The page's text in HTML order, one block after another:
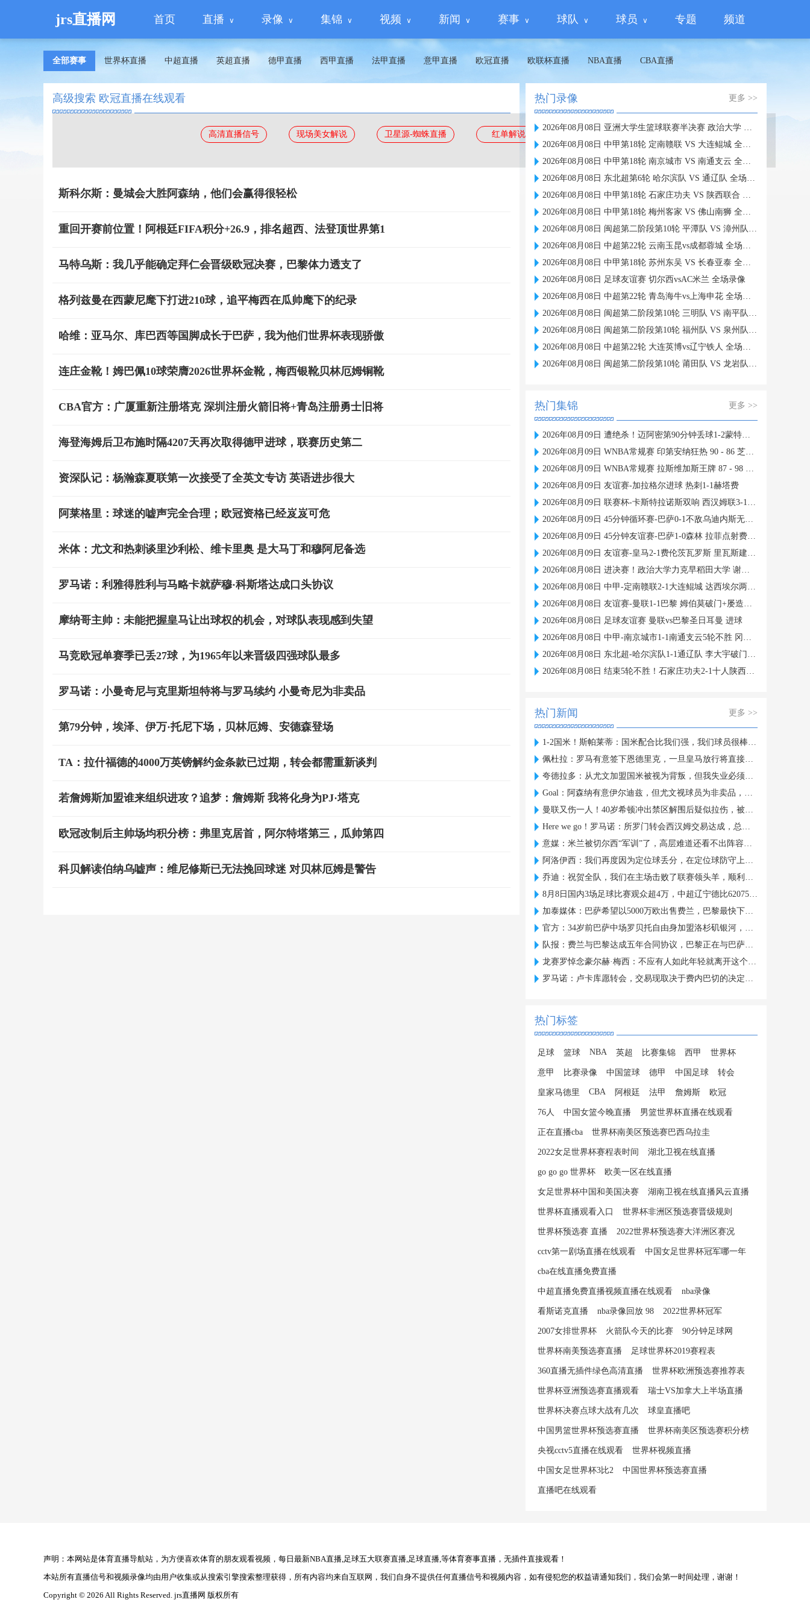
jrs直播网 首页 直播 录像 集锦 视频 新闻 赛事 球队 球员 专题 频道
全部赛事 世界杯直播 中超直播 英超直播 德甲直播 西甲直播 法甲直播 意甲直播 欧冠直播 欧联杯直播 NBA直播 CBA直播
高级搜索 欧冠直播在线观看
高清直播信号 现场美女解说 卫星源-蜘蛛直播 红单解说 蜘蛛直播
斯科尔斯：曼城会大胜阿森纳，他们会赢得很轻松
重回开赛前位置！阿根廷FIFA积分+26.9，排名超西、法登顶世界第1
马特乌斯：我几乎能确定拜仁会晋级欧冠决赛，巴黎体力透支了
格列兹曼在西蒙尼麾下打进210球，追平梅西在瓜帅麾下的纪录
哈维：亚马尔、库巴西等国脚成长于巴萨，我为他们世界杯表现骄傲
连庄金靴！姆巴佩10球荣膺2026世界杯金靴，梅西银靴贝林厄姆铜靴
CBA官方：广厦重新注册塔克 深圳注册火箭旧将+青岛注册勇士旧将
海登海姆后卫布施时隔4207天再次取得德甲进球，联赛历史第二
资深队记：杨瀚森夏联第一次接受了全英文专访 英语进步很大
阿莱格里：球迷的嘘声完全合理；欧冠资格已经岌岌可危
米体：尤文和热刺谈里沙利松、维卡里奥 是大马丁和穆阿尼备选
罗马诺：利雅得胜利与马略卡就萨穆·科斯塔达成口头协议
摩纳哥主帅：未能把握皇马让出球权的机会，对球队表现感到失望
马竞欧冠单赛季已丢27球，为1965年以来晋级四强球队最多
罗马诺：小曼奇尼与克里斯坦特将与罗马续约 小曼奇尼为非卖品
第79分钟，埃泽、伊万·托尼下场，贝林厄姆、安德森登场
TA：拉什福德的4000万英镑解约金条款已过期，转会都需重新谈判
若詹姆斯加盟谁来组织进攻？追梦：詹姆斯 我将化身为PJ·塔克
欧冠改制后主帅场均积分榜：弗里克居首，阿尔特塔第三，瓜帅第四
科贝解读伯纳乌嘘声：维尼修斯已无法挽回球迷 对贝林厄姆是警告
热门录像 更多 >>
2026年08月08日 亚洲大学生篮球联赛半决赛 政治大学 VS 早稻田大学 全场录像
2026年08月08日 中甲第18轮 定南赣联 VS 大连鲲城 全场录像
2026年08月08日 中甲第18轮 南京城市 VS 南通支云 全场录像
2026年08月08日 东北超第6轮 哈尔滨队 VS 通辽队 全场录像
2026年08月08日 中甲第18轮 石家庄功夫 VS 陕西联合 全场录像
2026年08月08日 中甲第18轮 梅州客家 VS 佛山南狮 全场录像
2026年08月08日 闽超第二阶段第10轮 平潭队 VS 漳州队 全场录像
2026年08月08日 中超第22轮 云南玉昆vs成都蓉城 全场录像
2026年08月08日 中甲第18轮 苏州东吴 VS 长春亚泰 全场录像
2026年08月08日 足球友谊赛 切尔西vsAC米兰 全场录像
2026年08月08日 中超第22轮 青岛海牛vs上海申花 全场录像
2026年08月08日 闽超第二阶段第10轮 三明队 VS 南平队 全场录像
2026年08月08日 闽超第二阶段第10轮 福州队 VS 泉州队 全场录像
2026年08月08日 中超第22轮 大连英博vs辽宁铁人 全场录像
2026年08月08日 闽超第二阶段第10轮 莆田队 VS 龙岩队 全场录像
热门集锦 更多 >>
2026年08月09日 遭绝杀！迈阿密第90分钟丢球1-2蒙特雷 德保罗破门展示梅西球衣
2026年08月09日 WNBA常规赛 印第安纳狂热 90 - 86 芝加哥天空 全场集锦
2026年08月09日 WNBA常规赛 拉斯维加斯王牌 87 - 98 明尼苏达山猫 全场集锦
2026年08月09日 友谊赛-加拉格尔进球 热刺1-1赫塔费
2026年08月09日 联赛杯-卡斯特拉诺斯双响 西汉姆联3-1朴茨茅斯
2026年08月09日 45分钟循环赛-巴萨0-1不敌乌迪内斯无缘冠军 巴约挑射绝杀
2026年08月09日 45分钟友谊赛-巴萨1-0森林 拉菲点射费尔明造点 两队各一次中柱
2026年08月09日 友谊赛-皇马2-1费伦茨瓦罗斯 里瓦斯建功埃斯皮破门巴尔韦德助攻
2026年08月08日 进决赛！政治大学力克早稻田大学 谢昀达26+6 波波卡22+15+7
2026年08月08日 中甲-定南赣联2-1大连鲲城 达西埃尔两分钟两球
2026年08月08日 友谊赛-曼联1-1巴黎 姆伯莫破门+屡造险 姆巴耶建功芒特伤退
2026年08月08日 足球友谊赛 曼联vs巴黎圣日耳曼 进球
2026年08月08日 中甲-南京城市1-1南通支云5轮不胜 冈萨雷斯建功董洪麟破门救主
2026年08月08日 东北超-哈尔滨队1-1通辽队 李大宇破门李明悦神仙球扳平
2026年08月08日 结束5轮不胜！石家庄功夫2-1十人陕西联合 维尼修斯制胜曹康直红
热门新闻 更多 >>
1-2国米！斯帕莱蒂：国米配合比我们强，我们球员很棒 整体是关键
佩杜拉：罗马有意签下恩德里克，一旦皇马放行将直接加入争夺战
夸德拉多：从尤文加盟国米被视为背叛，但我失业必须寻找其他选择
Goal：阿森纳有意伊尔迪兹，但尤文视球员为非卖品，除非天价购买
曼联又伤一人！40岁希顿冲出禁区解围后疑似拉伤，被换下
Here we go！罗马诺：所罗门转会西汉姆交易达成，总价达700万镑
意媒：米兰被切尔西“军训”了，高层难道还看不出阵容短板？
阿洛伊西：我们再度因为定位球丢分，在定位球防守上犯了一些错误
乔迪：祝贺全队，我们在主场击败了联赛领头羊，顺利拿下宝贵三分
8月8日国内3场足球比赛观众超4万，中超辽宁德比62075人排今年第6
加泰媒体：巴萨希望以5000万欧出售费兰，巴黎最快下周三前官宣
官方：34岁前巴萨中场罗贝托自由身加盟洛杉矶银河，签约2年
队报：费兰与巴黎达成五年合同协议，巴黎正在与巴萨磋商转会费
龙赛罗悼念豪尔赫·梅西：不应有人如此年轻就离开这个世界
罗马诺：卢卡库愿转会，交易现取决于费内巴切的决定、球队间谈判
热门标签
足球 篮球 NBA 英超 比赛集锦 西甲 世界杯
意甲 比赛录像 中国篮球 德甲 中国足球 转会
皇家马德里 CBA 阿根廷 法甲 詹姆斯 欧冠
76人 中国女篮今晚直播 男篮世界杯直播在线观看
正在直播cba 世界杯南美区预选赛巴西乌拉圭
2022女足世界杯赛程表时间 湖北卫视在线直播
go go go 世界杯 欧美一区在线直播
女足世界杯中国和美国决赛 湖南卫视在线直播风云直播
世界杯直播观看入口 世界杯非洲区预选赛晋级规则
世界杯预选赛 直播 2022世界杯预选赛大洋洲区赛况
cctv第一剧场直播在线观看 中国女足世界杯冠军哪一年
cba在线直播免费直播
中超直播免费直播视频直播在线观看 nba录像
看斯诺克直播 nba录像回放 98 2022世界杯冠军
2007女排世界杯 火箭队今天的比赛 90分钟足球网
世界杯南美预选赛直播 足球世界杯2019赛程表
360直播无插件绿色高清直播 世界杯欧洲预选赛推荐表
世界杯亚洲预选赛直播观看 瑞士VS加拿大上半场直播
世界杯决赛点球大战有几次 球皇直播吧
中国男篮世界杯预选赛直播 世界杯南美区预选赛积分榜
央视cctv5直播在线观看 世界杯视频直播
中国女足世界杯3比2 中国世界杯预选赛直播
直播吧在线观看
声明：本网站是体育直播导航站，为方便喜欢体育的朋友观看视频，每日最新NBA直播,足球五大联赛直播,足球直播,等体育赛事直播，无插件直接观看！
本站所有直播信号和视频录像均由用户收集或从搜索引擎搜索整理获得，所有内容均来自互联网，我们自身不提供任何直播信号和视频内容，如有侵犯您的权益请通知我们，我们会第一时间处理，谢谢！
Copyright © 2026 All Rights Reserved. jrs直播网 版权所有